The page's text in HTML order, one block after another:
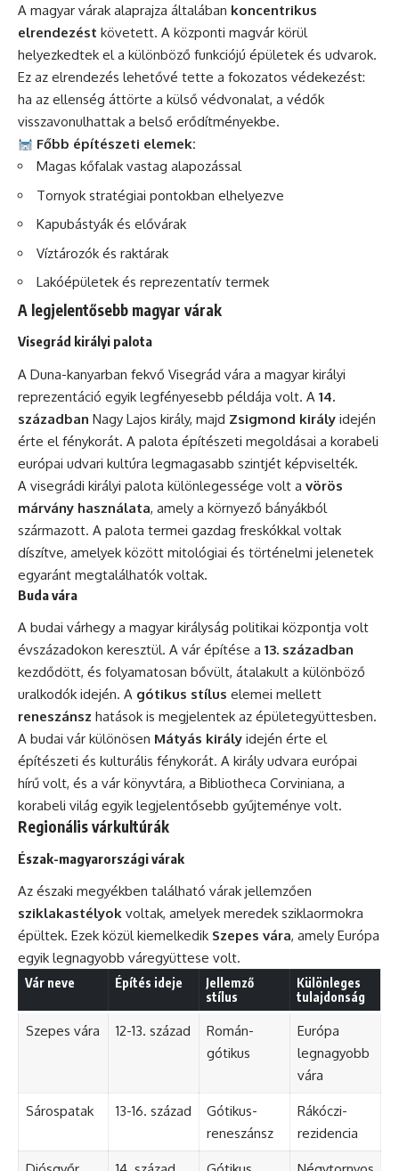
A magyar várak alaprajza általában koncentrikus
elrendezést követett. A központi magvár körül
helyezkedtek el a különböző funkciójú épületek és udvarok.
Ez az elrendezés lehetővé tette a fokozatos védekezést:
ha az ellenség áttörte a külső védvonalat, a védők
visszavonulhattak a belső erődítményekbe.
Főbb építészeti elemek:
Magas kőfalak vastag alapozással
Tornyok stratégiai pontokban elhelyezve
Kapubástyák és elővárak
Víztározók és raktárak
Lakóépületek és reprezentatív termek
A legjelentősebb magyar várak
Visegrád királyi palota
A Duna-kanyarban fekvő Visegrád vára a magyar királyi
reprezentáció egyik legfényesebb példája volt. A 14.
században Nagy Lajos király, majd Zsigmond király idején
érte el fénykorát. A palota építészeti megoldásai a korabeli
európai udvari kultúra legmagasabb szintjét képviselték.
A visegrádi királyi palota különlegessége volt a vörös
márvány használata, amely a környező bányákból
származott. A palota termei gazdag freskókkal voltak
díszítve, amelyek között mitológiai és történelmi jelenetek
egyaránt megtalálhatók voltak.
Buda vára
A budai várhegy a magyar királyság politikai központja volt
évszázadokon keresztül. A vár építése a 13. században
kezdődött, és folyamatosan bővült, átalakult a különböző
uralkodók idején. A gótikus stílus elemei mellett
reneszánsz hatások is megjelentek az épületegyüttesben.
A budai vár különösen Mátyás király idején érte el
építészeti és kulturális fénykorát. A király udvara európai
hírű volt, és a vár könyvtára, a Bibliotheca Corviniana, a
korabeli világ egyik legjelentősebb gyűjteménye volt.
Regionális várkultúrák
Észak-magyarországi várak
Az északi megyékben található várak jellemzően
sziklakastélyok voltak, amelyek meredek sziklaormokra
épültek. Ezek közül kiemelkedik Szepes vára, amely Európa
egyik legnagyobb váregyüttese volt.
Vár neve Építés ideje
Jellemző
stílus
Különleges
tulajdonság
Szepes vára 12-13. század
Román-
gótikus
Európa
legnagyobb
vára
Sárospatak 13-16. század
Gótikus-
reneszánsz
Rákóczi-
rezidencia